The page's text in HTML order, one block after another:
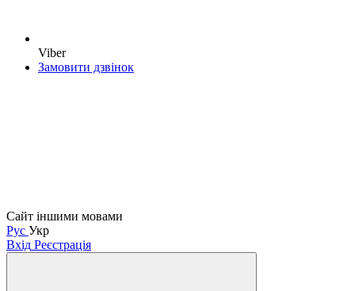
Viber
Замовити дзвінок
Сайт іншими мовами
Рус Укр
Вхід Реєстрація